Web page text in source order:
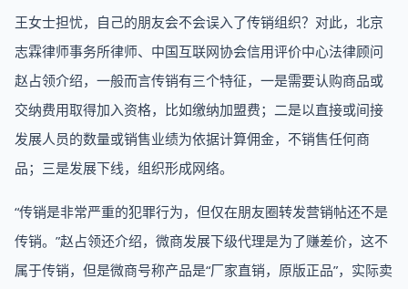
王女士担忧，自己的朋友会不会误入了传销组织？对此，北京
志霖律师事务所律师、中国互联网协会信用评价中心法律顾问
赵占领介绍，一般而言传销有三个特征，一是需要认购商品或
交纳费用取得加入资格，比如缴纳加盟费；二是以直接或间接
发展人员的数量或销售业绩为依据计算佣金，不销售任何商
品；三是发展下线，组织形成网络。
“传销是非常严重的犯罪行为，但仅在朋友圈转发营销帖还不是
传销。”赵占领还介绍，微商发展下级代理是为了赚差价，这不
属于传销，但是微商号称产品是“厂家直销，原版正品”，实际卖